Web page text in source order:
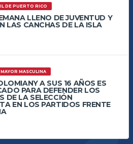
DE PUERTO RICO
LLENO DE JUVENTUD Y
LAS CANCHAS DE LA ISLA
MASCULINA
A SUS 16 AÑOS ES
PARA DEFENDER LOS
DE LA SELECCIÓN
EN LOS PARTIDOS FRENTE